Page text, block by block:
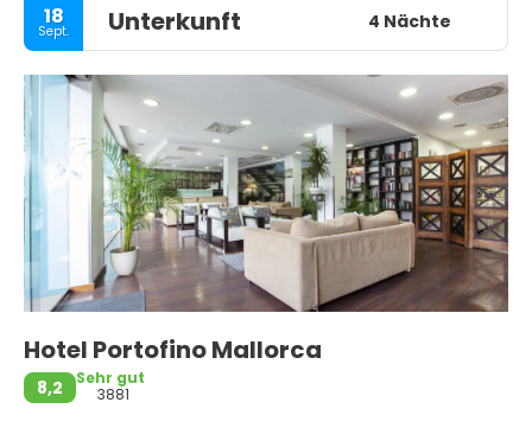
18
Sept. Unterkunft 4 Nächte
Hotel Portofino Mallorca
8,2
Sehr gut
3881